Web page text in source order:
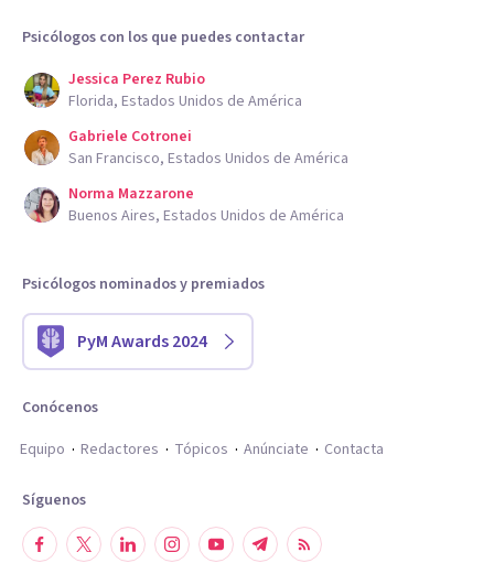
Psicólogos con los que puedes contactar
Jessica Perez Rubio
Florida, Estados Unidos de América
Gabriele Cotronei
San Francisco, Estados Unidos de América
Norma Mazzarone
Buenos Aires, Estados Unidos de América
Psicólogos nominados y premiados
PyM Awards 2024
Conócenos
Equipo
Redactores Tópicos Anúnciate Contacta
Síguenos